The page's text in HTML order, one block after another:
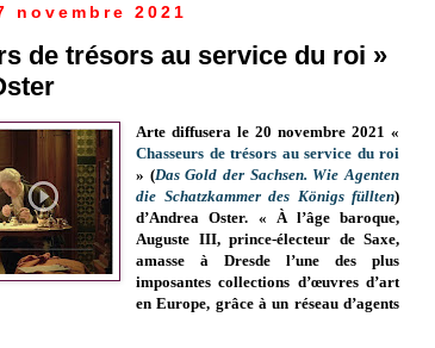
novembre 2021
de trésors au service du roi »
Arte diffusera le 20 novembre 2021 «
Chasseurs de trésors au service du roi
» (Das Gold der Sachsen. Wie Agenten
die Schatzkammer des Königs füllten)
d’Andrea Oster. « À l’âge baroque,
Auguste III, prince-électeur de Saxe,
amasse à Dresde l’une des plus
imposantes collections d’œuvres d’art
en Europe, grâce à un réseau d’agents